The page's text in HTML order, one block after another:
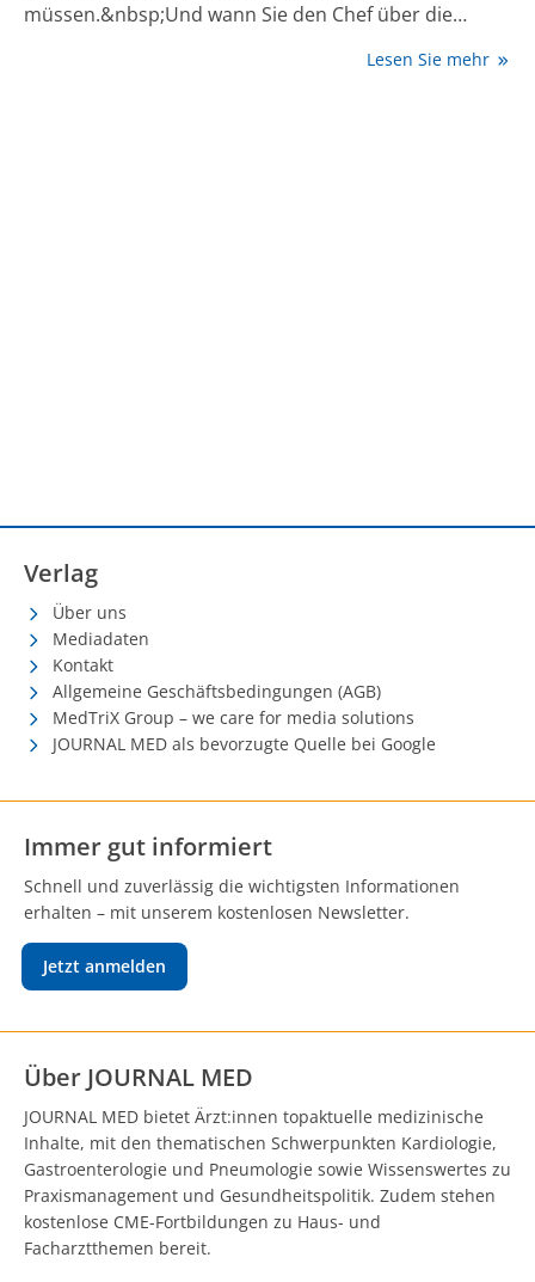
müssen.&nbsp;Und wann Sie den Chef über die
Lesen Sie mehr
Verlag
Über uns
Mediadaten
Kontakt
Allgemeine Geschäftsbedingungen (AGB)
MedTriX Group – we care for media solutions
JOURNAL MED als bevorzugte Quelle bei Google
Immer gut informiert
Schnell und zuverlässig die wichtigsten Informationen
erhalten – mit unserem kostenlosen Newsletter.
Jetzt anmelden
Über JOURNAL MED
JOURNAL MED bietet Ärzt:innen topaktuelle medizinische
Inhalte, mit den thematischen Schwerpunkten Kardiologie,
Gastroenterologie und Pneumologie sowie Wissenswertes zu
Praxismanagement und Gesundheitspolitik. Zudem stehen
kostenlose CME-Fortbildungen zu Haus- und
Facharztthemen bereit.